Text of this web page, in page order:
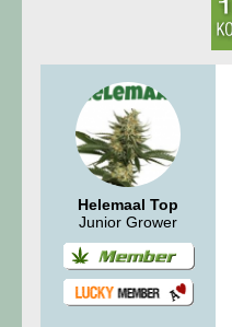
Helemaal Top
Junior Grower